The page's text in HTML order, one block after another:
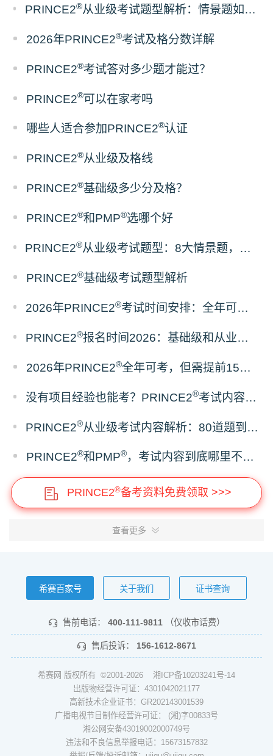
PRINCE2®从业级考试题型解析：情景题如何考察项目管理实战能力
2026年PRINCE2®考试及格分数详解
PRINCE2®考试答对多少题才能过？
PRINCE2®可以在家考吗
哪些人适合参加PRINCE2®认证
PRINCE2®从业级及格线
PRINCE2®基础级多少分及格？
PRINCE2®和PMP®选哪个好
PRINCE2®从业级考试题型：8大情景题，开卷考但只准带官方教材
PRINCE2®基础级考试题型解析
2026年PRINCE2®考试时间安排：全年可考，随约随考
PRINCE2®报名时间2026：基础级和从业级，预约规则一样吗？
2026年PRINCE2®全年可考，但需提前15天预约
没有项目经验也能考？PRINCE2®考试内容与报考条件全梳理
PRINCE2®从业级考试内容解析：80道题到底在考什么？
PRINCE2®和PMP®，考试内容到底哪里不一样？
PRINCE2®备考资料免费领取 >>>
查看更多
希赛百家号 关于我们 证书查询
售前电话： 400-111-9811 （仅收市话费）
售后投诉： 156-1612-8671
希赛网 版权所有 ©2001-2026 湘ICP备10203241号-14
出版物经营许可证：4301042021177
高新技术企业证书：GR202143001539
广播电视节目制作经营许可证： (湘)字00833号
湘公网安备43019002000749号
违法和不良信息举报电话：15673157832